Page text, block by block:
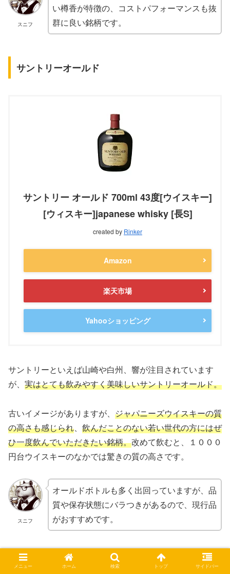
スニフ
い樽香が特徴の、コストパフォーマンスも抜
群に良い銘柄です。
サントリーオールド
サントリー オールド 700ml 43度[ウイスキー]
[ウィスキー]japanese whisky [長S]
created by Rinker
Amazon
楽天市場
Yahooショッピング
サントリーといえば山崎や白州、響が注目されています
が、 実はとても飲みやすく美味しいサントリーオールド。
古いイメージがありますが、 ジャパニーズウイスキーの質
の高さも感じられ、 飲んだことのない若い世代の方にはぜ
ひ一度飲んでいただきたい銘柄。改めて飲むと、１０００
円台ウイスキーのなかでは驚きの質の高さです。
スニフ
オールドボトルも多く出回っていますが、品
質や保存状態にバラつきがあるので、現行品
がおすすめです。
シーバスリーガルミズナラ
メニュー ホーム 検索 トップ サイドバー